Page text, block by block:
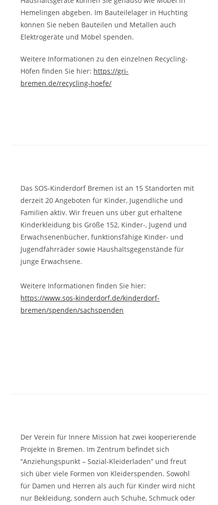
Hemelingen abgeben. Im Bauteilelager in Huchting
können Sie neben Bauteilen und Metallen auch
Elektrogeräte und Möbel spenden.
Weitere Informationen zu den einzelnen Recycling-
Höfen finden Sie hier: https://gri-
bremen.de/recycling-hoefe/
Das SOS-Kinderdorf Bremen ist an 15 Standorten mit
derzeit 20 Angeboten für Kinder, Jugendliche und
Familien aktiv. Wir freuen uns über gut erhaltene
Kinderkleidung bis Größe 152, Kinder-, Jugend und
Erwachsenenbücher, funktionsfähige Kinder- und
Jugendfahrräder sowie Haushaltsgegenstände für
junge Erwachsene.
Weitere Informationen finden Sie hier:
https://www.sos-kinderdorf.de/kinderdorf-
bremen/spenden/sachspenden
Der Verein für Innere Mission hat zwei kooperierende
Projekte in Bremen. Im Zentrum befindet sich
“Anziehungspunkt – Sozial-Kleiderladen” und freut
sich über viele Formen von Kleiderspenden. Sowohl
für Damen und Herren als auch für Kinder wird nicht
nur Bekleidung, sondern auch Schuhe, Schmuck oder